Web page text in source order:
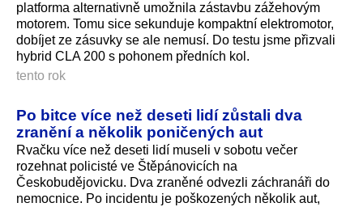
platforma alternativně umožnila zástavbu zážehovým
motorem. Tomu sice sekunduje kompaktní elektromotor,
dobíjet ze zásuvky se ale nemusí. Do testu jsme přizvali
hybrid CLA 200 s pohonem předních kol.
tento rok
Po bitce více než deseti lidí zůstali dva
zranění a několik poničených aut
Rvačku více než deseti lidí museli v sobotu večer
rozehnat policisté ve Štěpánovicích na
Českobudějovicku. Dva zraněné odvezli záchranáři do
nemocnice. Po incidentu je poškozených několik aut,